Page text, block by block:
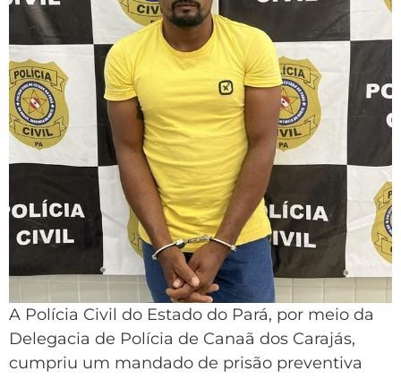
A Polícia Civil do Estado do Pará, por meio da
Delegacia de Polícia de Canaã dos Carajás,
cumpriu um mandado de prisão preventiva